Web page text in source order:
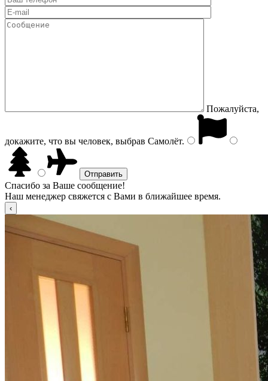
Пожалуйста,
докажите, что вы человек, выбрав Самолёт.
Спасибо за Ваше сообщение!
Наш менеджер свяжется с Вами в ближайшее время.